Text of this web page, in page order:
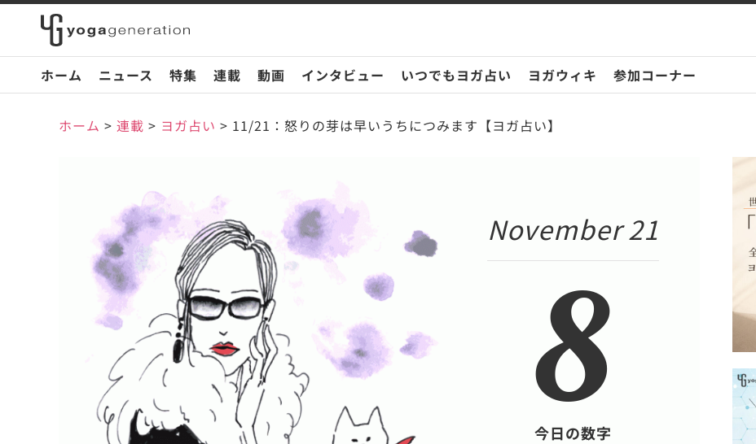
ホーム
ニュース 特集 連載 動画 インタビュー いつでもヨガ占い ヨガウィキ 参加コーナー
ホーム > 連載 > ヨガ占い > 11/21：怒りの芽は早いうちにつみます【ヨガ占い】
November 21
8
今日の数字